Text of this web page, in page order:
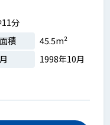
11分
積
45.5m²
1998年10月